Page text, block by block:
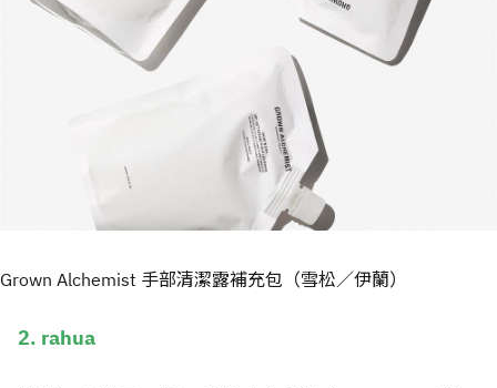
Grown Alchemist 手部清潔露補充包（雪松／伊蘭）
2. rahua